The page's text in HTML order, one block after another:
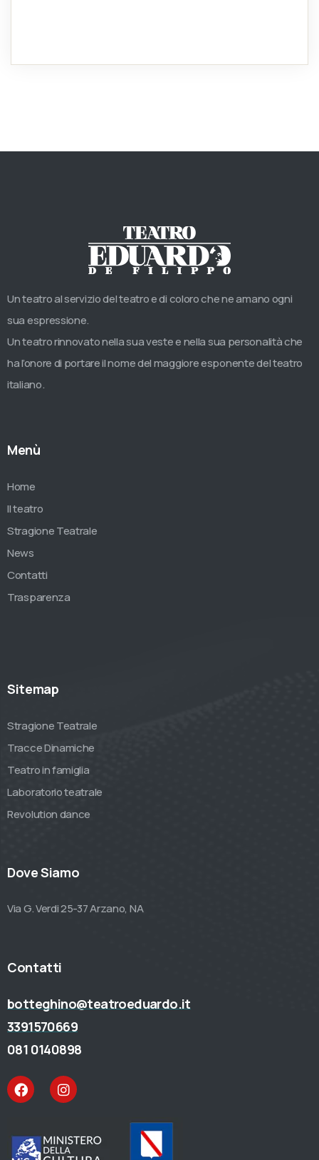
Un teatro al servizio del teatro e di coloro che ne amano ogni
sua espressione.
Un teatro rinnovato nella sua veste e nella sua personalità che
ha l’onore di portare il nome del maggiore esponente del teatro
italiano.
Menù
Home
Il teatro
Stragione Teatrale
News
Contatti
Trasparenza
Sitemap
Stragione Teatrale
Tracce Dinamiche
Teatro in famiglia
Laboratorio teatrale
Revolution dance
Dove Siamo
Via G. Verdi 25-37 Arzano, NA
Contatti
botteghino@teatroeduardo.it
3391570669
081 0140898